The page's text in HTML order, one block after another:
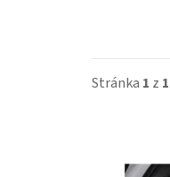
Stránka 1 z 1